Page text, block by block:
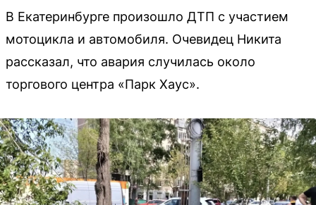
В Екатеринбурге произошло ДТП с участием
мотоцикла и автомобиля. Очевидец Никита
рассказал, что авария случилась около
торгового центра «Парк Хаус».